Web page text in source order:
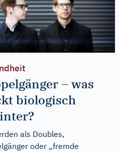
– was
biologisch
als Doubles,
oder „fremde